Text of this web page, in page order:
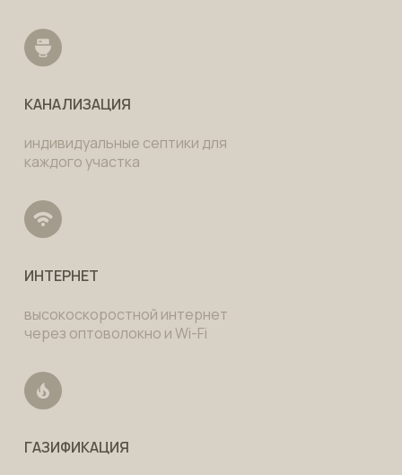
КАНАЛИЗАЦИЯ
индивидуальные септики для
каждого участка
ИНТЕРНЕТ
высокоскоростной интернет
через оптоволокно и Wi-Fi
ГАЗИФИКАЦИЯ